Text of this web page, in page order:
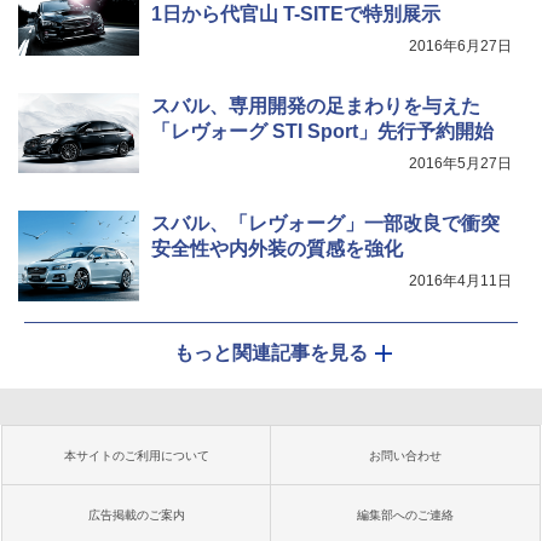
1日から代官山 T-SITEで特別展示
2016年6月27日
スバル、専用開発の足まわりを与えた
「レヴォーグ STI Sport」先行予約開始
2016年5月27日
スバル、「レヴォーグ」一部改良で衝突
安全性や内外装の質感を強化
2016年4月11日
もっと関連記事を見る
本サイトのご利用について お問い合わせ
広告掲載のご案内 編集部へのご連絡